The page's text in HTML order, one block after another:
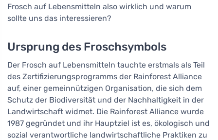
Frosch auf Lebensmitteln also wirklich und warum
sollte uns das interessieren?
Ursprung des Froschsymbols
Der Frosch auf Lebensmitteln tauchte erstmals als Teil
des Zertifizierungsprogramms der Rainforest Alliance
auf, einer gemeinnützigen Organisation, die sich dem
Schutz der Biodiversität und der Nachhaltigkeit in der
Landwirtschaft widmet. Die Rainforest Alliance wurde
1987 gegründet und ihr Hauptziel ist es, ökologisch und
sozial verantwortliche landwirtschaftliche Praktiken zu